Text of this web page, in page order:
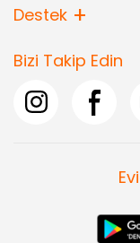
Destek
Bizi Takip Edin